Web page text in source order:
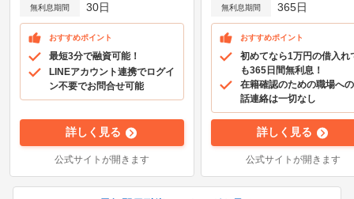
無利息期間 30日
おすすめポイント
最短3分で融資可能！
LINEアカウント連携でログイ
ン不要でお問合せ可能
詳しく見る
公式サイトが開きます
無利息期間 365日
おすすめポイント
初めてなら1万円の借入れ
も365日間無利息！
在籍確認のための職場へ
話連絡は一切なし
詳しく見る
公式サイトが開きます